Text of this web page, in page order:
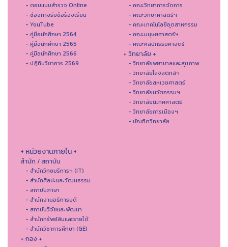
- ตอบแบบสำรวจ Online
- ช่องทางรับข้อร้องเรียน
- YouTube
- คู่มือนักศึกษา 2564
- คู่มือนักศึกษา 2565
- คู่มือนักศึกษา 2566
- ปฏิทินวิชาการ 2569
- คณะวิทยาการจัดการ
- คณะวิทยาศาสตร์ฯ
- คณะเทคโนโลยีอุตสาหกรรม
- คณะมนุษยศาสตร์ฯ
- คณะศิลปกรรมศาสตร์
+ วิทยาลัย +
- วิทยาลัยพยาบาลและสุขภาพ
- วิทยาลัยโลจิสติกส์ฯ
- วิทยาลัยสหเวชศาสตร์
- วิทยาลัยนวัตกรรมฯ
- วิทยาลัยนิเทศศาสตร์
- วิทยาลัยการเมืองฯ
- บัณฑิตวิทยาลัย
+ หน่วยงานภายใน +
สำนัก / สถาบัน
- สำนักวิทยบริการฯ (IT)
- สํานักศิลปะและวัฒนธรรม
- สถาบันภาษา
- สำนักงานอธิการบดี
- สถาบันวิจัยและพัฒนา
- สำนักทรัพย์สินและรายได้
- สำนักวิชาการศึกษา (GE)
+ กอง +